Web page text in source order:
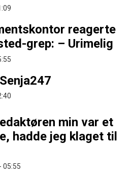
reagerte
grep: – Urimelig
min var et
hadde jeg klaget til
05:55